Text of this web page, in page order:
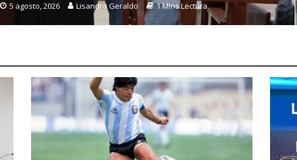
5 agosto, 2026 Lisandra Geraldo 1 Mins Lectura